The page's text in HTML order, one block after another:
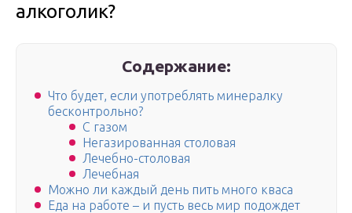
алкоголик?
Содержание:
Что будет, если употреблять минералку
бесконтрольно?
С газом
Негазированная столовая
Лечебно-столовая
Лечебная
Можно ли каждый день пить много кваса
Еда на работе – и пусть весь мир подождет